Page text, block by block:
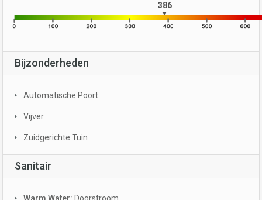
386
Bijzonderheden
Automatische Poort
Vijver
Zuidgerichte Tuin
Sanitair